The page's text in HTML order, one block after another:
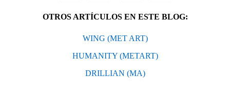
OTROS ARTÍCULOS EN ESTE BLOG:
WING (MET ART)
HUMANITY (METART)
DRILLIAN (MA)